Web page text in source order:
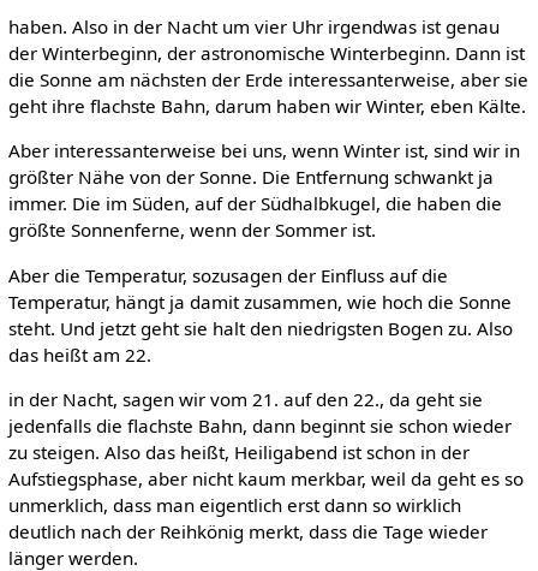
haben. Also in der Nacht um vier Uhr irgendwas ist genau
der Winterbeginn, der astronomische Winterbeginn. Dann ist
die Sonne am nächsten der Erde interessanterweise, aber sie
geht ihre flachste Bahn, darum haben wir Winter, eben Kälte.
Aber interessanterweise bei uns, wenn Winter ist, sind wir in
größter Nähe von der Sonne. Die Entfernung schwankt ja
immer. Die im Süden, auf der Südhalbkugel, die haben die
größte Sonnenferne, wenn der Sommer ist.
Aber die Temperatur, sozusagen der Einfluss auf die
Temperatur, hängt ja damit zusammen, wie hoch die Sonne
steht. Und jetzt geht sie halt den niedrigsten Bogen zu. Also
das heißt am 22.
in der Nacht, sagen wir vom 21. auf den 22., da geht sie
jedenfalls die flachste Bahn, dann beginnt sie schon wieder
zu steigen. Also das heißt, Heiligabend ist schon in der
Aufstiegsphase, aber nicht kaum merkbar, weil da geht es so
unmerklich, dass man eigentlich erst dann so wirklich
deutlich nach der Reihkönig merkt, dass die Tage wieder
länger werden.